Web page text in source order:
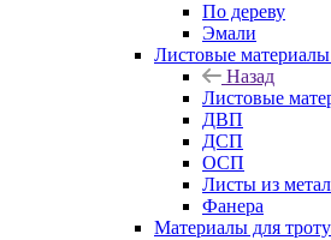
По дереву
Эмали
Листовые материалы
Назад
Листовые
ДВП
ДСП
ОСП
Листы из
Фанера
Материалы для